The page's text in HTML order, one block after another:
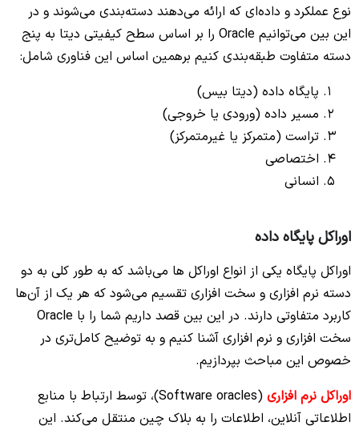
نوع عملکرد و داده‎‌ای که ارائه می‌دهند دسته‌بندی می‌شوند و در
این بین می‌توانیم Oracle را بر اساس سطح کیفیتی دیتا به پنج
دسته متفاوت طبقه‌بندی کنیم برهمین اساس این فناوری شامل:
پایگاه داده (دیتا بیس)
مسیر داده (ورودی یا خروجی)
تراست (متمرکز یا غیرمتمرکز)
اختصاصی
انسانی
اوراکل پایگاه داده
اوراکل پایگاه یکی از انواع اوراکل ها می‌‌باشد که به طور کلی به دو
دسته نرم افزاری و سخت افزاری تقسیم می‌شود که هر یک از آن‌ها
کاربرد متفاوتی دارند. در این بین قصد داریم شما را با Oracle
سخت افزاری و نرم افزاری آشنا کنیم و به توضیح کامل‌تری در
خصوص این مباحث بپردازیم.
اوراکل نرم‌ افزاری
(Software oracles)، توسط ارتباط با منابع
اطلاعاتی آنلاین، اطلاعات را به بلاک چین منتقل می‌‌کند. این